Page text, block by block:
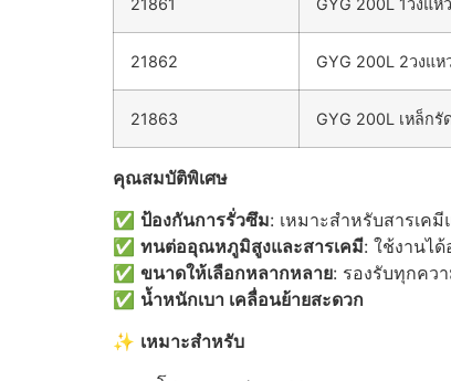
21862 GYG 200L 2วงแห
21863 GYG 200L เหล็กรั
คุณสมบัติพิเศษ
✅ ป้องกันการรั่วซึม: เหมาะสำหรับสารเค
✅ ทนต่ออุณหภูมิสูงและสารเคมี: ใช้งานไ
✅ ขนาดให้เลือกหลากหลาย: รองรับทุกคว
✅ น้ำหนักเบา เคลื่อนย้ายสะดวก
✨ เหมาะสำหรับ